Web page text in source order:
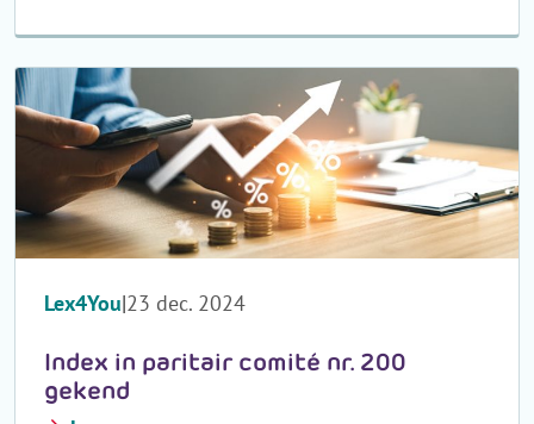
Lex4You 23 dec. 2024
Index in paritair comité nr. 200
gekend